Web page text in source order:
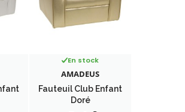
En stock
AMADEUS
Fauteuil Club Enfant
Doré